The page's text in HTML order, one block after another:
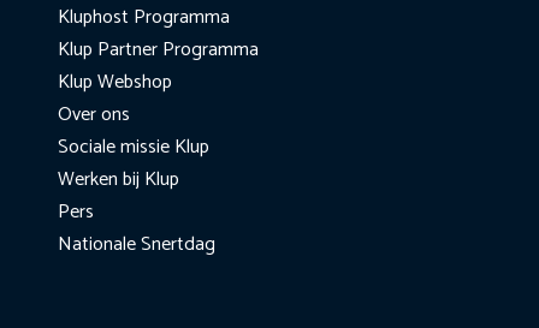
Kluphost Programma
Klup Partner Programma
Klup Webshop
Over ons
Sociale missie Klup
Werken bij Klup
Pers
Nationale Snertdag